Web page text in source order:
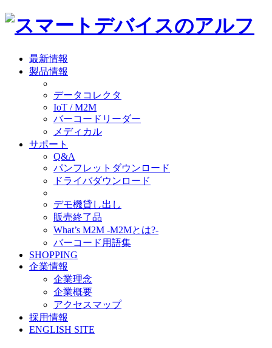
最新情報
製品情報
データコレクタ
IoT / M2M
バーコードリーダー
メディカル
サポート
Q&A
パンフレットダウンロード
ドライバダウンロード
デモ機貸し出し
販売終了品
What’s M2M -M2Mとは?-
バーコード用語集
SHOPPING
企業情報
企業理念
企業概要
アクセスマップ
採用情報
ENGLISH SITE